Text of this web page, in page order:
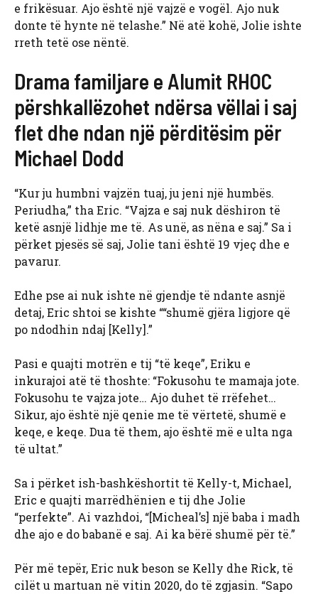
e frikësuar. Ajo është një vajzë e vogël. Ajo nuk
donte të hynte në telashe.” Në atë kohë, Jolie ishte
rreth tetë ose nëntë.
Drama familjare e Alumit RHOC
përshkallëzohet ndërsa vëllai i saj
flet dhe ndan një përditësim për
Michael Dodd
“Kur ju humbni vajzën tuaj, ju jeni një humbës.
Periudha,” tha Eric. “Vajza e saj nuk dëshiron të
ketë asnjë lidhje me të. As unë, as nëna e saj.” Sa i
përket pjesës së saj, Jolie tani është 19 vjeç dhe e
pavarur.
Edhe pse ai nuk ishte në gjendje të ndante asnjë
detaj, Eric shtoi se kishte ““shumë gjëra ligjore që
po ndodhin ndaj [Kelly].”
Pasi e quajti motrën e tij “të keqe”, Eriku e
inkurajoi atë të thoshte: “Fokusohu te mamaja jote.
Fokusohu te vajza jote… Ajo duhet të rrëfehet…
Sikur, ajo është një qenie me të vërtetë, shumë e
keqe, e keqe. Dua të them, ajo është më e ulta nga
të ultat.”
Sa i përket ish-bashkëshortit të Kelly-t, Michael,
Eric e quajti marrëdhënien e tij dhe Jolie
“perfekte”. Ai vazhdoi, “[Micheal’s] një baba i madh
dhe ajo e do babanë e saj. Ai ka bërë shumë për të.”
Për më tepër, Eric nuk beson se Kelly dhe Rick, të
cilët u martuan në vitin 2020, do të zgjasin. “Sapo